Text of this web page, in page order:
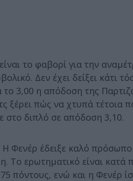
το φαβορί για την
Δεν έχει δείξει κάτι
3,00 η απόδοση της
ξέρει πώς να χτυπά τέτοια
στο διπλό σε απόδοση 3,10.
Φενέρ έδειξε καλό πρόσωπο
Το ερωτηματικό είναι κατά
πόντους, ενώ και η Φενέρ